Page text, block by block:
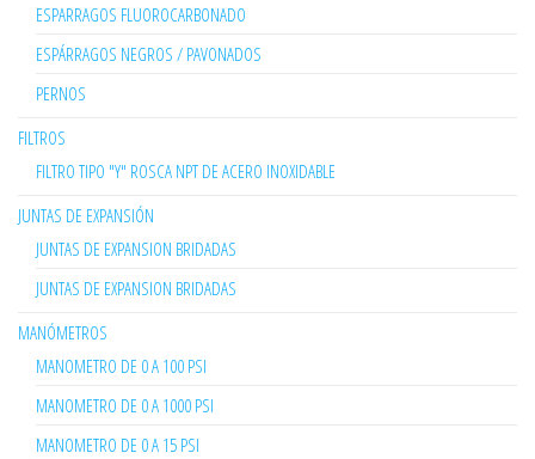
ESPARRAGOS FLUOROCARBONADO
ESPÁRRAGOS NEGROS / PAVONADOS
PERNOS
FILTROS
FILTRO TIPO "Y" ROSCA NPT DE ACERO INOXIDABLE
JUNTAS DE EXPANSIÓN
JUNTAS DE EXPANSION BRIDADAS
JUNTAS DE EXPANSION BRIDADAS
MANÓMETROS
MANOMETRO DE 0 A 100 PSI
MANOMETRO DE 0 A 1000 PSI
MANOMETRO DE 0 A 15 PSI